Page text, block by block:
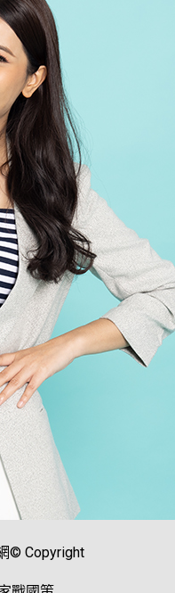
© Copyright